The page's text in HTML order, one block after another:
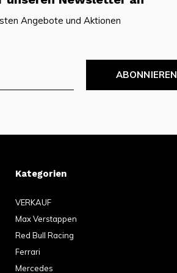
Angebote und Aktionen
ABONNIEREN
Kategorien
VERKAUF
Max Verstappen
Red Bull Racing
Ferrari
Mercedes